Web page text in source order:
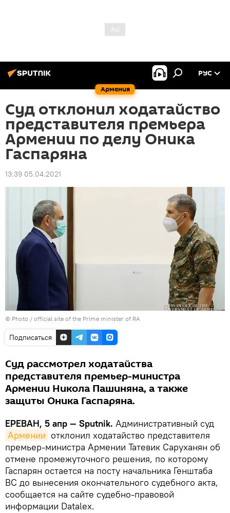
Армения
РУС
Суд отклонил ходатайство
представителя премьера
Армении по делу Оника
Гаспаряна
13:39 05.04.2021
© Photo / official site of the Prime minister of RA
Подписаться
Суд рассмотрел ходатайства
представителя премьер-министра
Армении Никола Пашиняна, а также
защиты Оника Гаспаряна.
ЕРЕВАН, 5 апр — Sputnik. Административный суд
Армении отклонил ходатайство представителя
премьер-министра Армении Татевик Саруханян об
отмене промежуточного решения, по которому
Гаспарян остается на посту начальника Генштаба
ВС до вынесения окончательного судебного акта,
сообщается на сайте судебно-правовой
информации Datalex.